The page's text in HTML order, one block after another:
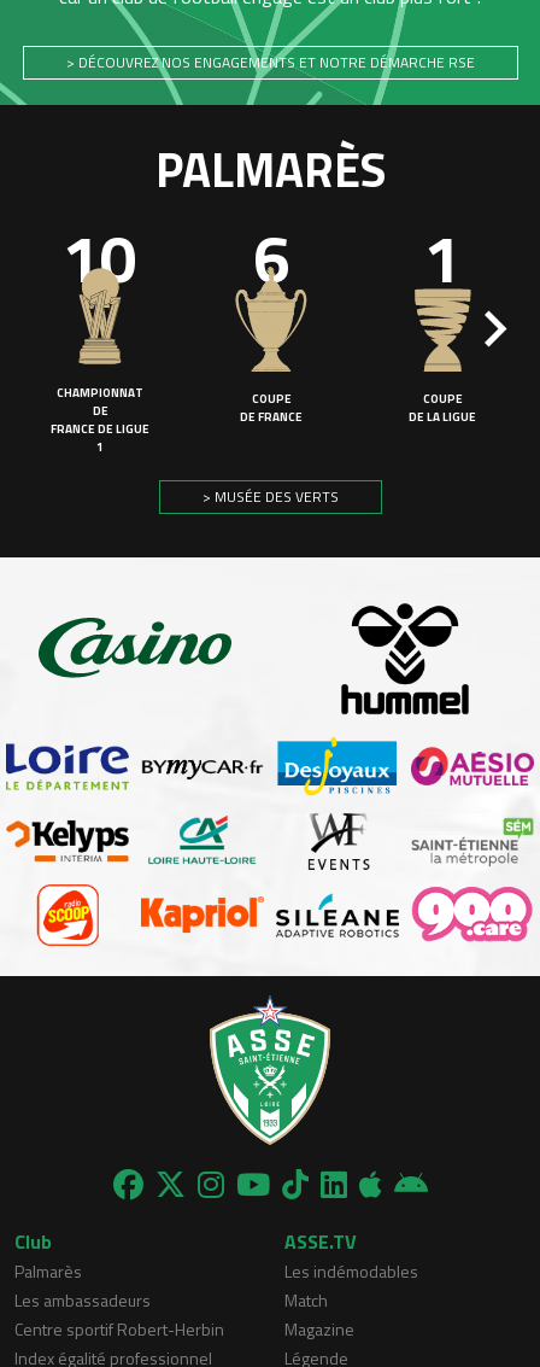
> DÉCOUVREZ NOS ENGAGEMENTS ET NOTRE DÉMARCHE RSE
PALMARÈS
10
CHAMPIONNAT
DE
FRANCE DE LIGUE
1
6
COUPE
DE FRANCE
1
COUPE
DE LA LIGUE
> MUSÉE DES VERTS
Club
Palmarès
Les ambassadeurs
Centre sportif Robert-Herbin
Index égalité professionnel
ASSE.TV
Les indémodables
Match
Magazine
Légende